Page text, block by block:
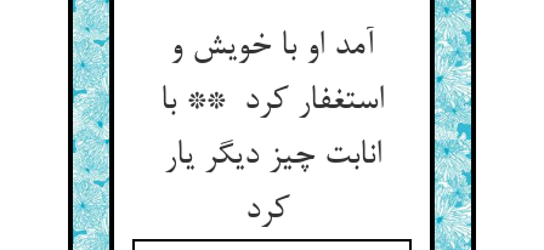
آمد او با خویش و
استغفار کرد ** با
انابت چیز دیگر یار